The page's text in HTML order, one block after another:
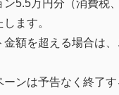
ン5.5万円分（消費税
ます。
額を超える場合は、
ンは予告なく終了す